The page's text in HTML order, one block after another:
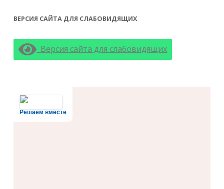
ВЕРСИЯ САЙТА ДЛЯ СЛАБОВИДЯЩИХ
Версия сайта для слабовидящих
Решаем вместе